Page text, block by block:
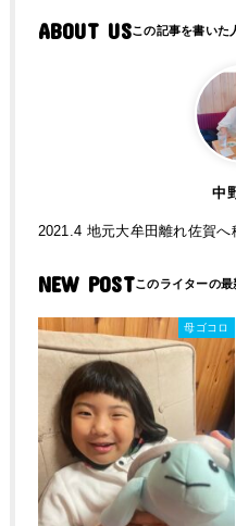
ABOUT US
中
2021.4 地元大牟田離れ佐賀
NEW POST
母ゴコロ